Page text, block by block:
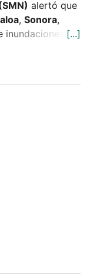
alertó que
, Sonora,